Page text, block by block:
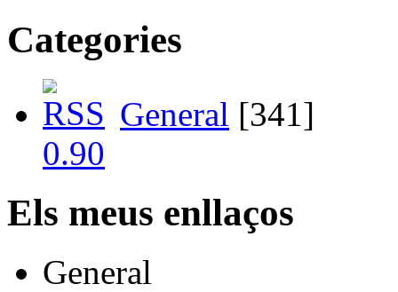
Categories
General [341]
Els meus enllaços
General